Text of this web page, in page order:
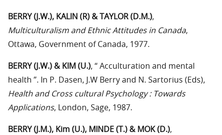
BERRY (J.W.), KALIN (R) & TAYLOR (D.M.),
Multiculturalism and Ethnic Attitudes in Canada,
Ottawa, Government of Canada, 1977.
BERRY (J.W.) & KIM (U.), “ Acculturation and mental
health ”. In P. Dasen, J.W Berry and N. Sartorius (Eds),
Health and Cross cultural Psychology : Towards
Applications, London, Sage, 1987.
BERRY (J.M.), Kim (U.), MINDE (T.) & MOK (D.),